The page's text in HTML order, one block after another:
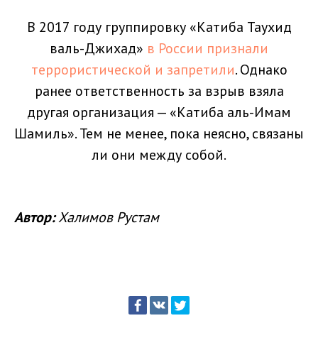
В 2017 году группировку «Катиба Таухид
валь-Джихад» в России признали
террористической и запретили. Однако
ранее ответственность за взрыв взяла
другая организация — «Катиба аль-Имам
Шамиль». Тем не менее, пока неясно, связаны
ли они между собой.
Автор:Халимов Рустам